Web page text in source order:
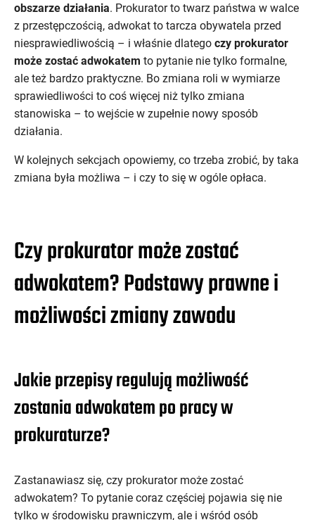
obszarze działania. Prokurator to twarz państwa w walce
z przestępczością, adwokat to tarcza obywatela przed
niesprawiedliwością – i właśnie dlatego czy prokurator
może zostać adwokatem to pytanie nie tylko formalne,
ale też bardzo praktyczne. Bo zmiana roli w wymiarze
sprawiedliwości to coś więcej niż tylko zmiana
stanowiska – to wejście w zupełnie nowy sposób
działania.
W kolejnych sekcjach opowiemy, co trzeba zrobić, by taka
zmiana była możliwa – i czy to się w ogóle opłaca.
Czy prokurator może zostać
adwokatem? Podstawy prawne i
możliwości zmiany zawodu
Jakie przepisy regulują możliwość
zostania adwokatem po pracy w
prokuraturze?
Zastanawiasz się, czy prokurator może zostać
adwokatem? To pytanie coraz częściej pojawia się nie
tylko w środowisku prawniczym, ale i wśród osób